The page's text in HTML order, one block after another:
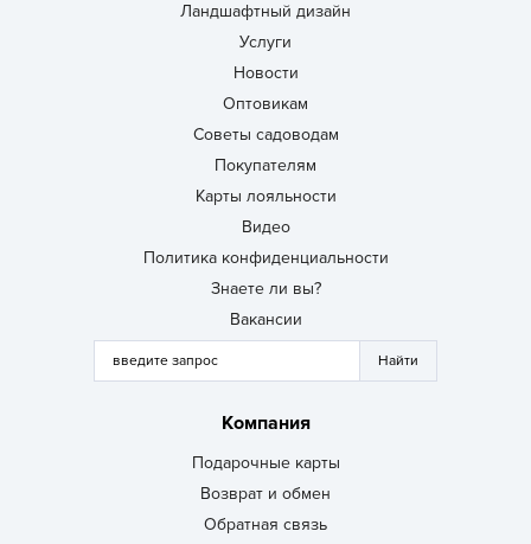
Ландшафтный дизайн
Услуги
Новости
Оптовикам
Советы садоводам
Покупателям
Карты лояльности
Видео
Политика конфиденциальности
Знаете ли вы?
Вакансии
Компания
Подарочные карты
Возврат и обмен
Обратная связь